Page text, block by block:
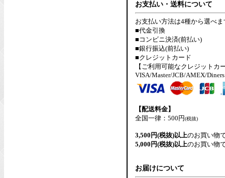
お支払い・送料について
お支払い方法は4種から選べま
■代金引換
■コンビニ決済(前払い)
■銀行振込(前払い)
■クレジットカード
【ご利用可能なクレジットカ
VISA/Master/JCB/AMEX/Diners
【配送料金】
全国一律：500円(税抜)
3,500円(税抜)以上のお買い物
5,000円(税抜)以上のお買い物
お届けについて